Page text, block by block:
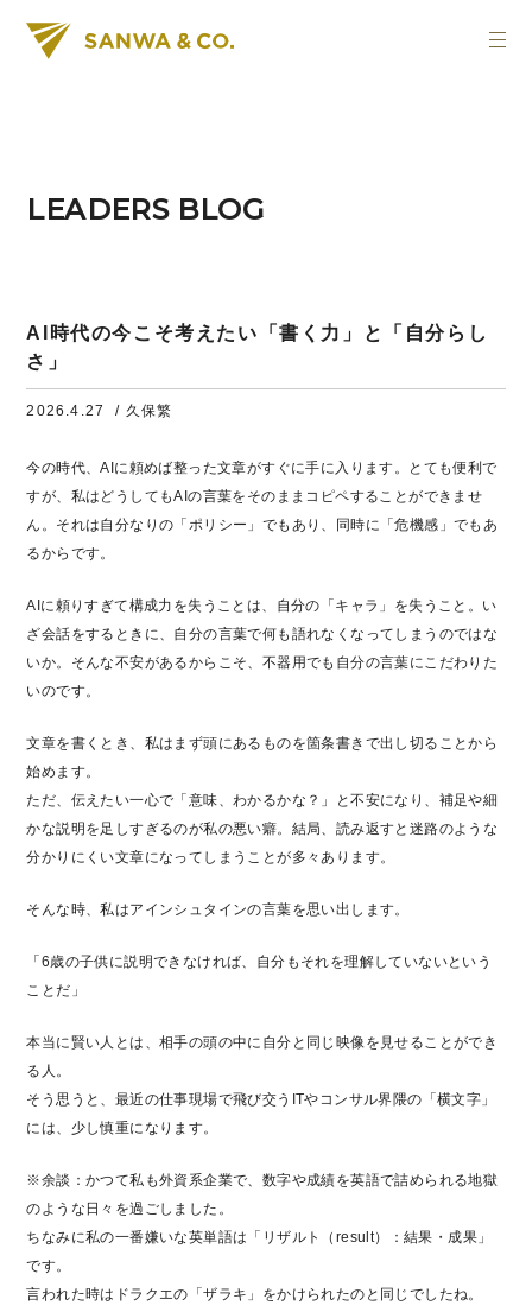
LEADERS BLOG
AI時代の今こそ考えたい「書く力」と「自分らし
さ」
2026.4.27 / 久保繁
今の時代、AIに頼めば整った文章がすぐに手に入ります。とても便利で
すが、私はどうしてもAIの言葉をそのままコピペすることができませ
ん。それは自分なりの「ポリシー」でもあり、同時に「危機感」でもあ
るからです。
AIに頼りすぎて構成力を失うことは、自分の「キャラ」を失うこと。い
ざ会話をするときに、自分の言葉で何も語れなくなってしまうのではな
いか。そんな不安があるからこそ、不器用でも自分の言葉にこだわりた
いのです。
文章を書くとき、私はまず頭にあるものを箇条書きで出し切ることから
始めます。
ただ、伝えたい一心で「意味、わかるかな？」と不安になり、補足や細
かな説明を足しすぎるのが私の悪い癖。結局、読み返すと迷路のような
分かりにくい文章になってしまうことが多々あります。
そんな時、私はアインシュタインの言葉を思い出します。
「6歳の子供に説明できなければ、自分もそれを理解していないという
ことだ」
本当に賢い人とは、相手の頭の中に自分と同じ映像を見せることができ
る人。
そう思うと、最近の仕事現場で飛び交うITやコンサル界隈の「横文字」
には、少し慎重になります。
※余談：かつて私も外資系企業で、数字や成績を英語で詰められる地獄
のような日々を過ごしました。
ちなみに私の一番嫌いな英単語は「リザルト（result）：結果・成果」
です。
言われた時はドラクエの「ザラキ」をかけられたのと同じでしたね。